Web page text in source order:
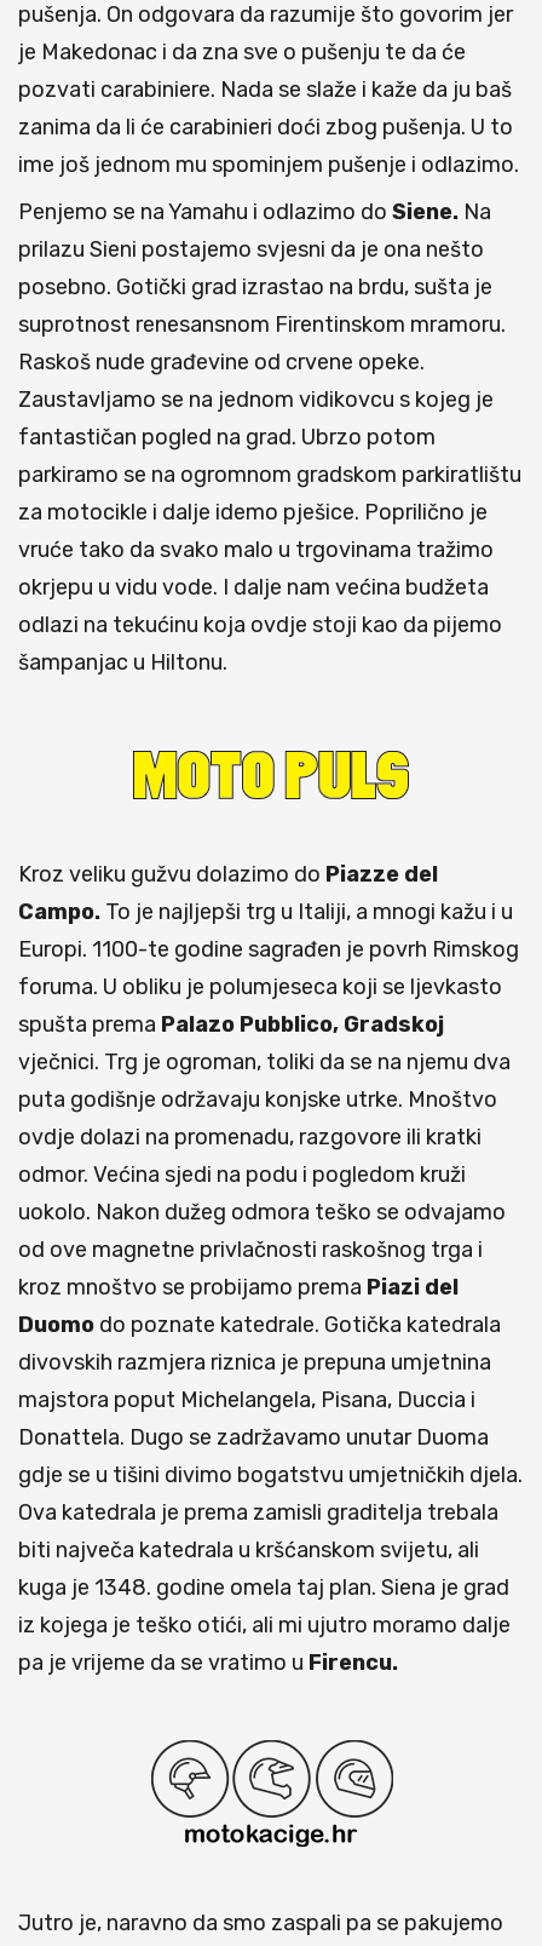
pušenja. On odgovara da razumije što govorim jer
je Makedonac i da zna sve o pušenju te da će
pozvati carabiniere. Nada se slaže i kaže da ju baš
zanima da li će carabinieri doći zbog pušenja. U to
ime još jednom mu spominjem pušenje i odlazimo.
Penjemo se na Yamahu i odlazimo do Siene. Na
prilazu Sieni postajemo svjesni da je ona nešto
posebno. Gotički grad izrastao na brdu, sušta je
suprotnost renesansnom Firentinskom mramoru.
Raskoš nude građevine od crvene opeke.
Zaustavljamo se na jednom vidikovcu s kojeg je
fantastičan pogled na grad. Ubrzo potom
parkiramo se na ogromnom gradskom parkiratlištu
za motocikle i dalje idemo pješice. Poprilično je
vruće tako da svako malo u trgovinama tražimo
okrjepu u vidu vode. I dalje nam većina budžeta
odlazi na tekućinu koja ovdje stoji kao da pijemo
šampanjac u Hiltonu.
Kroz veliku gužvu dolazimo do Piazze del
Campo. To je najljepši trg u Italiji, a mnogi kažu i u
Europi. 1100-te godine sagrađen je povrh Rimskog
foruma. U obliku je polumjeseca koji se ljevkasto
spušta prema Palazo Pubblico, Gradskoj
vječnici. Trg je ogroman, toliki da se na njemu dva
puta godišnje održavaju konjske utrke. Mnoštvo
ovdje dolazi na promenadu, razgovore ili kratki
odmor. Većina sjedi na podu i pogledom kruži
uokolo. Nakon dužeg odmora teško se odvajamo
od ove magnetne privlačnosti raskošnog trga i
kroz mnoštvo se probijamo prema Piazi del
Duomo do poznate katedrale. Gotička katedrala
divovskih razmjera riznica je prepuna umjetnina
majstora poput Michelangela, Pisana, Duccia i
Donattela. Dugo se zadržavamo unutar Duoma
gdje se u tišini divimo bogatstvu umjetničkih djela.
Ova katedrala je prema zamisli graditelja trebala
biti največa katedrala u kršćanskom svijetu, ali
kuga je 1348. godine omela taj plan. Siena je grad
iz kojega je teško otići, ali mi ujutro moramo dalje
pa je vrijeme da se vratimo u Firencu.
Jutro je, naravno da smo zaspali pa se pakujemo